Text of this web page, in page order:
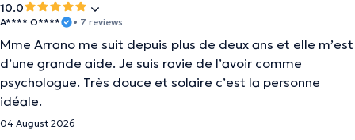
10.0
A**** O**** • 7 reviews
Mme Arrano me suit depuis plus de deux ans et elle m’est
d’une grande aide. Je suis ravie de l’avoir comme
psychologue. Très douce et solaire c’est la personne
idéale.
04 August 2026